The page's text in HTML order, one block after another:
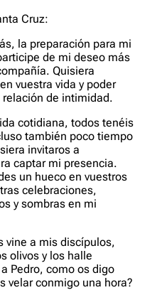
Cruz:
la preparación para mi
de mi deseo más
Quisiera
vuestra vida y poder
de intimidad.
cotidiana, todos tenéis
también poco tiempo
invitaros a
captar mi presencia.
un hueco en vuestros
celebraciones,
y sombras en mi
vine a mis discípulos,
olivos y los halle
Pedro, como os digo
velar conmigo una hora?